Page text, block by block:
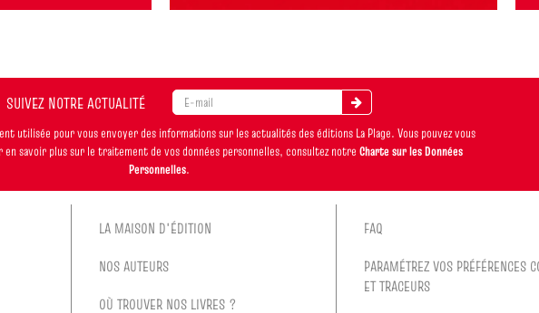
SUIVEZ NOTRE ACTUALITÉ
utilisée pour vous envoyer des informations sur les actualités des éditions La Plage. Vous pouvez vous
savoir plus sur le traitement de vos données personnelles, consultez notre Charte sur les Données
Personnelles.
LA MAISON D'ÉDITION
NOS AUTEURS
OÙ TROUVER NOS LIVRES ?
FAQ
PARAMÉTREZ VOS PRÉFÉRENCES
ET TRACEURS